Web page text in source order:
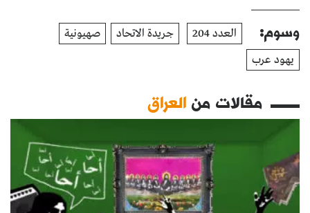
وسوم: العدد 204 جريدة الاتحاد
صهيونية
يهود عرب
مقالات منالعراق